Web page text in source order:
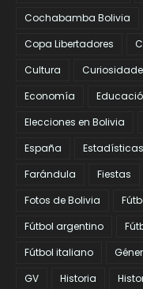
Cochabamba Bolivia
Copa Libertadores
Cultura
Economía
Elecciones en Bolivia
España
Estadísticas
Farándula
Fiestas
Fotos de Bolivia
Fútbol argentino
Fútbol italiano
GV
Historia